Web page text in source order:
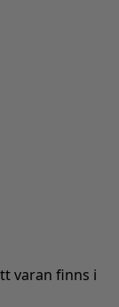
varan finns i